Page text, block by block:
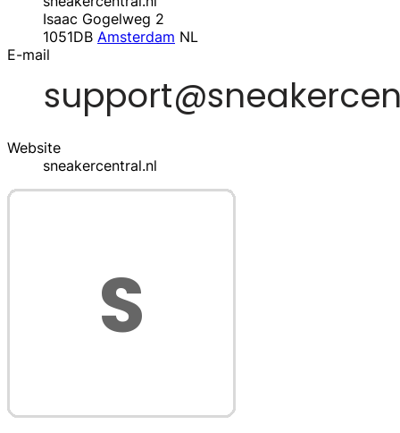
Isaac Gogelweg 2
1051DB Amsterdam NL
E-mail
Website
sneakercentral.nl